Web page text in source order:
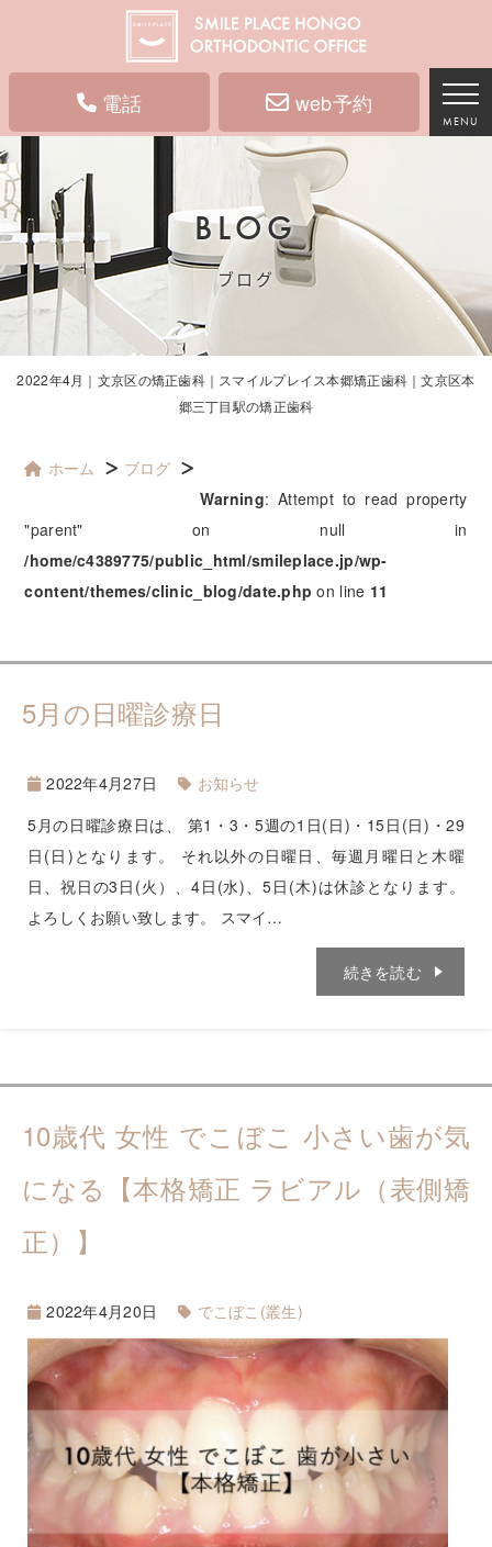
電話 web予約
MENU
BLOG
ブログ
2022年4月｜文京区の矯正歯科｜スマイルプレイス本郷矯正歯科｜文京区本
郷三丁目駅の矯正歯科
ホーム
ブログ
Warning: Attempt to read property
"parent" on null in
/home/c4389775/public_html/smileplace.jp/wp-
content/themes/clinic_blog/date.php on line 11
5月の日曜診療日
2022年4月27日
お知らせ
5月の日曜診療日は、 第1・3・5週の1日(日)・15日(日)・29
日(日)となります。 それ以外の日曜日、毎週月曜日と木曜
日、祝日の3日(火）、4日(水)、5日(木)は休診となります。
よろしくお願い致します。 スマイ…
続きを読む
10歳代 女性 でこぼこ 小さい歯が気
になる【本格矯正 ラビアル（表側矯
正）】
2022年4月20日 でこぼこ(叢生)